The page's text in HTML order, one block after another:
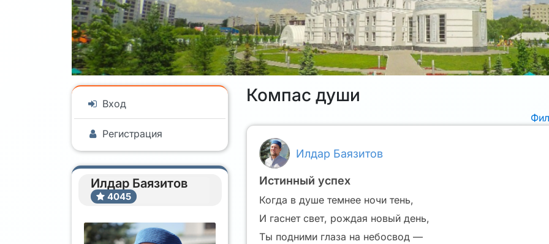
Вход
Регистрация
Илдар Баязитов
4045
Компас души
Илдар Баязитов
Истинный успех
Когда в душе темнее ночи тень,
И гаснет свет, рождая новый день,
Ты подними глаза на небосвод —